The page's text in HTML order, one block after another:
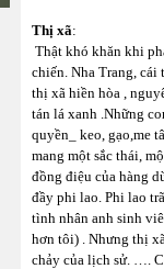
Thị xã:
Thật khó khăn khi
chiến. Nha Trang,
thị xã hiền hòa ,
tán lá xanh .Những
quyền_ keo, gạo,me
mang một sắc thái,
đồng điệu của hàng
đầy phi lao. Phi lao
tình nhân anh sinh
hơn tôi) . Nhưng thị
chảy của lịch sử. ….